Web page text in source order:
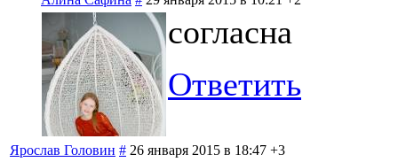
согласна
Ответить
Ярослав Головин # 26 января 2015 в 18:47 +3